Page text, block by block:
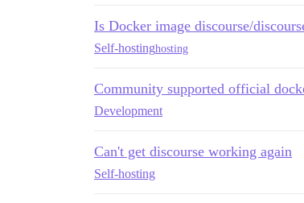
    volumes:
- ./config/
- ./generated/public:/
Is Docker image discourse/
Self-hostinghosting
Community supported official
Development
Can't get discourse working again
Self-hosting